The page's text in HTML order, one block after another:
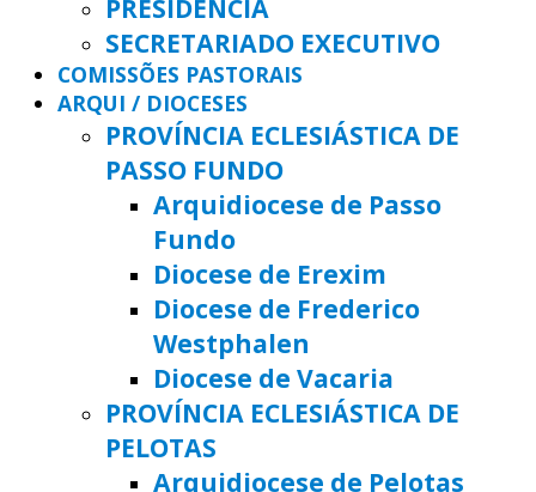
PRESIDÊNCIA
SECRETARIADO EXECUTIVO
COMISSÕES PASTORAIS
ARQUI / DIOCESES
PROVÍNCIA ECLESIÁSTICA DE
PASSO FUNDO
Arquidiocese de Passo
Fundo
Diocese de Erexim
Diocese de Frederico
Westphalen
Diocese de Vacaria
PROVÍNCIA ECLESIÁSTICA DE
PELOTAS
Arquidiocese de Pelotas